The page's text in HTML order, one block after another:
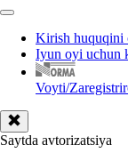
Kirish huquqini
Iyun oyi uchun
Voyti/
Saytda avtorizatsiya